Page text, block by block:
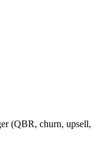
(QBR, churn, upsell,